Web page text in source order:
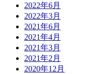
2022年6月
2022年3月
2021年6月
2021年4月
2021年3月
2021年2月
2020年12月